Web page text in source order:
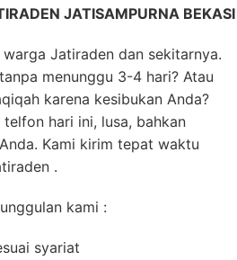
JATISAMPURNA BEKASI
Jatiraden dan sekitarnya.
menunggu 3-4 hari? Atau
karena kesibukan Anda?
hari ini, lusa, bahkan
Kami kirim tepat waktu
.
kami :
syariat